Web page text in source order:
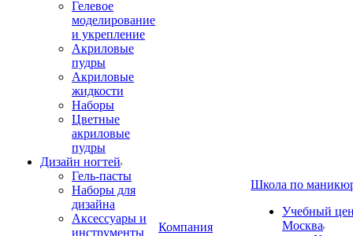
Гелевое
моделирование
и укрепление
Акриловые
пудры
Акриловые
жидкости
Наборы
Цветные
акриловые
пудры
Дизайн ногтей
Гель-пасты
Наборы для
дизайна
Аксессуары и
инструменты
Компания
Школа по
Учебный
Москва